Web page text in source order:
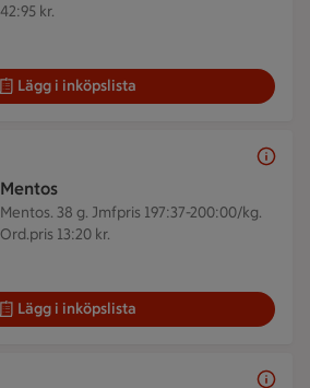
42:95 kr.
Lägg i inköpslista
Mentos
Mentos. 38 g. Jmfpris 197:37-200:00/kg.
Ord.pris 13:20 kr.
Lägg i inköpslista